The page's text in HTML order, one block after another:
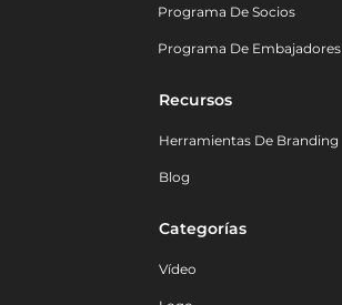
Programa De Socios
Programa De Embajadores
Recursos
Herramientas De Branding
Blog
Categorías
Vídeo